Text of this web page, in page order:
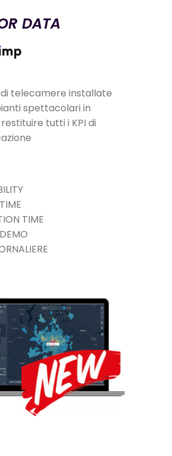
DATA
telecamere installate
spettacolari in
tutti i KPI di
TIME